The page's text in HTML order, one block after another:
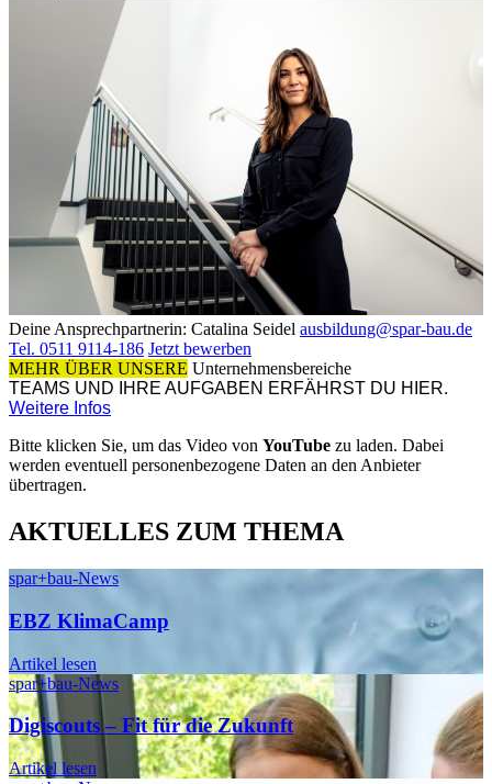
Deine Ansprechpartnerin: Catalina Seidel ausbildung@spar-bau.de
Tel. 0511 9114-186 Jetzt bewerben
MEHR ÜBER UNSERE Unternehmensbereiche
TEAMS UND IHRE AUFGABEN ERFÄHRST DU HIER.
Weitere Infos
Bitte klicken Sie, um das Video von YouTube zu laden. Dabei
werden eventuell personenbezogene Daten an den Anbieter
übertragen.
AKTUELLES ZUM THEMA
spar+bau-News
EBZ KlimaCamp
Artikel lesen
spar+bau-News
Digiscouts – Fit für die Zukunft
Artikel lesen